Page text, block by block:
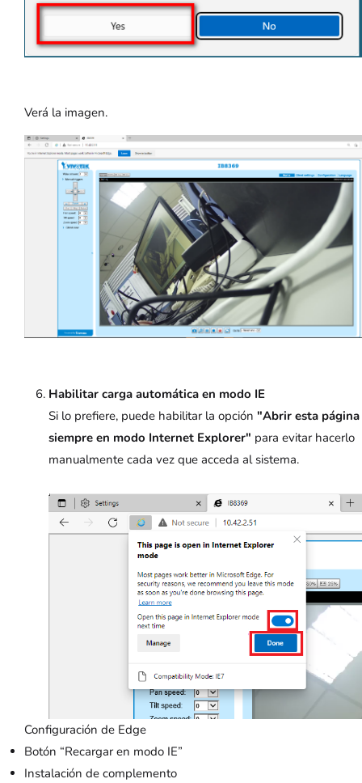
Verá la imagen.
Habilitar carga automática en modo IE
Si lo prefiere, puede habilitar la opción "Abrir esta página
siempre en modo Internet Explorer" para evitar hacerlo
manualmente cada vez que acceda al sistema.
Configuración de Edge
Botón “Recargar en modo IE”
Instalación de complemento